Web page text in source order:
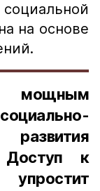
на основе
мощным
Доступ к